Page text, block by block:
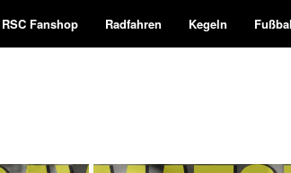
RSC Fanshop Radfahren Kegeln